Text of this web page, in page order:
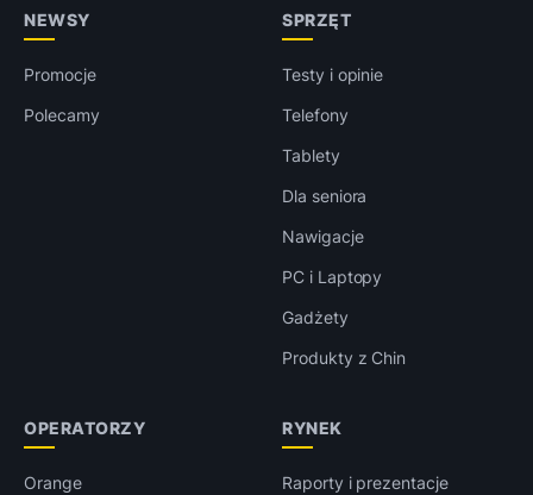
NEWSY
Promocje
Polecamy
SPRZĘT
Testy i opinie
Telefony
Tablety
Dla seniora
Nawigacje
PC i Laptopy
Gadżety
Produkty z Chin
OPERATORZY
Orange
RYNEK
Raporty i prezentacje